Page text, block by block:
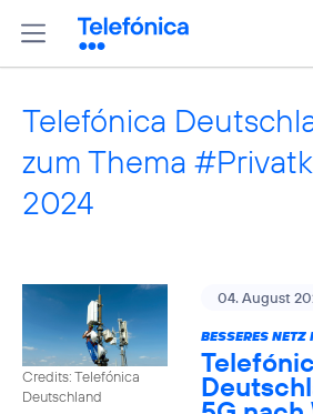
Telefónica
zum Thema
2024
Credits: Telefónica
Deutschland
04. August
BESSERES NETZ